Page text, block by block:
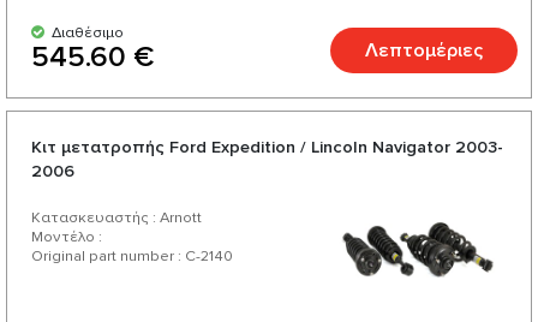
Διαθέσιμο
545.60 € Λεπτομέριες
Κιτ μετατροπής Ford Expedition / Lincoln Navigator 2003-
2006
Κατασκευαστής : Arnott
Μοντέλο :
Original part number : C-2140